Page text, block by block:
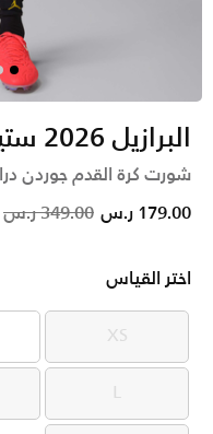
البرازيل 2026 ستيديوم الاحتياطي
شورت كرة القدم جوردن
from
349.00 ر.س to 179.00 ر.س
اختر القياس
XS
XS
L
L